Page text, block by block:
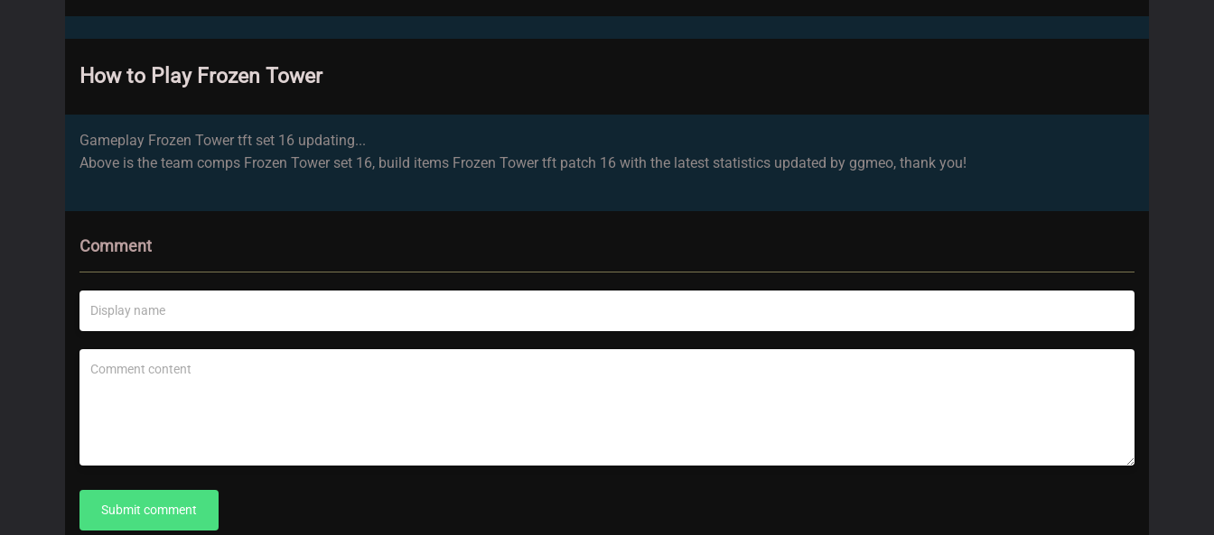
How to Play Frozen Tower
Gameplay Frozen Tower tft set 16 updating...
Above is the team comps Frozen Tower set 16, build items Frozen Tower tft patch 16 with the latest statistics updated by ggmeo, thank you!
Comment
Submit comment